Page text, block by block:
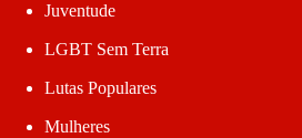
Juventude
LGBT Sem Terra
Lutas Populares
Mulheres